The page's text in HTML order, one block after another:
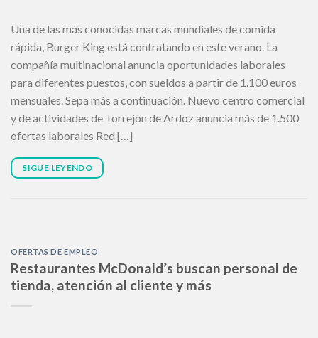
Una de las más conocidas marcas mundiales de comida
rápida, Burger King está contratando en este verano. La
compañía multinacional anuncia oportunidades laborales
para diferentes puestos, con sueldos a partir de 1.100 euros
mensuales. Sepa más a continuación. Nuevo centro comercial
y de actividades de Torrejón de Ardoz anuncia más de 1.500
ofertas laborales Red […]
SIGUE LEYENDO
OFERTAS DE EMPLEO
Restaurantes McDonald’s buscan personal de
tienda, atención al cliente y más